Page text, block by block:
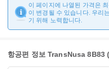
이 페이지에 나열된 가격은
이 변경될 수 있습니다. 우리
기 위해 노력합니다.
항공편 정보 TransNusa 8B83